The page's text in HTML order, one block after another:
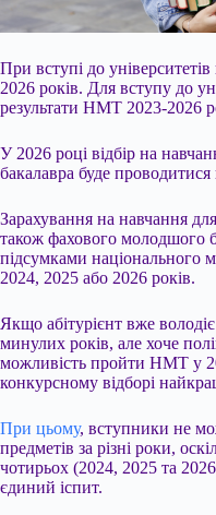
При вступі до
2026 років. Для вступу до
результати НМТ 2023-2026
У 2026 році відбір на
бакалавра буде
Зарахування на навчання
також фахового молодшого
підсумками національного
2024, 2025 або 2026 років.
Якщо абітурієнт вже
минулих років, але хоче
можливість пройти НМТ у
конкурсному відборі
При цьому, вступники не
предметів за різні роки,
чотирьох (2024, 2025 та
єдиний іспит.